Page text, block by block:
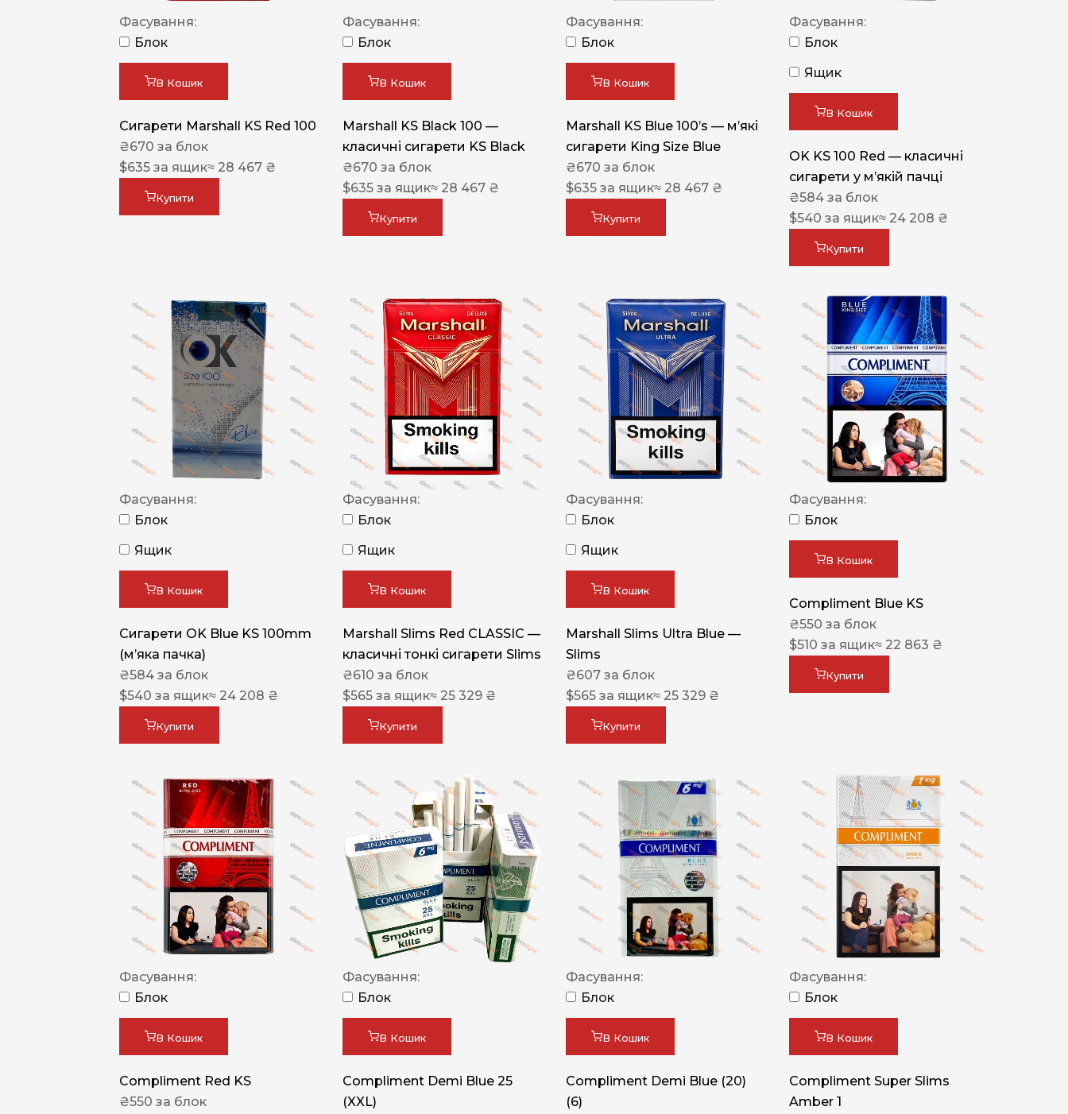
Leana
ASTRU
De Santis
MONUS
NERO
NERO
Гуцульскі
Italian Blend 821
OSCAR
Cigaronne
Фасування:
Блок
В Кошик
Сигарети Marshall KS Red 100
₴670 за блок
$635 за ящик≈ 28 467 ₴
Купити
Фасування:
Блок
В Кошик
Marshall KS Black 100 —
класичні сигарети KS Black
₴670 за блок
$635 за ящик≈ 28 467 ₴
Купити
Фасування:
Блок
В Кошик
Marshall KS Blue 100’s — м’які
сигарети King Size Blue
₴670 за блок
$635 за ящик≈ 28 467 ₴
Купити
Фасування:
Блок
Ящик
В Кошик
OK KS 100 Red — класичні
сигарети у м’якій пачці
₴584 за блок
$540 за ящик≈ 24 208 ₴
Купити
Фасування:
Блок
Ящик
В Кошик
Сигарети OK Blue KS 100mm
(м’яка пачка)
₴584 за блок
$540 за ящик≈ 24 208 ₴
Купити
Фасування:
Блок
Ящик
В Кошик
Marshall Slims Red CLASSIC —
класичні тонкі сигарети Slims
₴610 за блок
$565 за ящик≈ 25 329 ₴
Купити
Фасування:
Блок
Ящик
В Кошик
Marshall Slims Ultra Blue —
Slims
₴607 за блок
$565 за ящик≈ 25 329 ₴
Купити
Фасування:
Блок
В Кошик
Compliment Blue KS
₴550 за блок
$510 за ящик≈ 22 863 ₴
Купити
Фасування:
Блок
В Кошик
Compliment Red KS
₴550 за блок
Фасування:
Блок
В Кошик
Compliment Demi Blue 25
(XXL)
Фасування:
Блок
В Кошик
Compliment Demi Blue (20)
(6)
Фасування:
Блок
В Кошик
Compliment Super Slims
Amber 1